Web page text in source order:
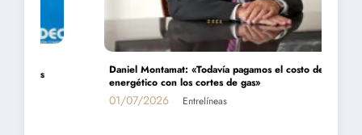
«Todavía pagamos el costo del populismo
los cortes de gas»